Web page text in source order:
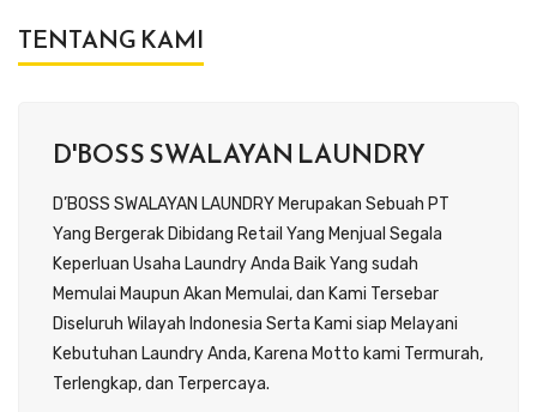
TENTANG KAMI
D'BOSS SWALAYAN LAUNDRY
D’BOSS SWALAYAN LAUNDRY Merupakan Sebuah PT
Yang Bergerak Dibidang Retail Yang Menjual Segala
Keperluan Usaha Laundry Anda Baik Yang sudah
Memulai Maupun Akan Memulai, dan Kami Tersebar
Diseluruh Wilayah Indonesia Serta Kami siap Melayani
Kebutuhan Laundry Anda, Karena Motto kami Termurah,
Terlengkap, dan Terpercaya.